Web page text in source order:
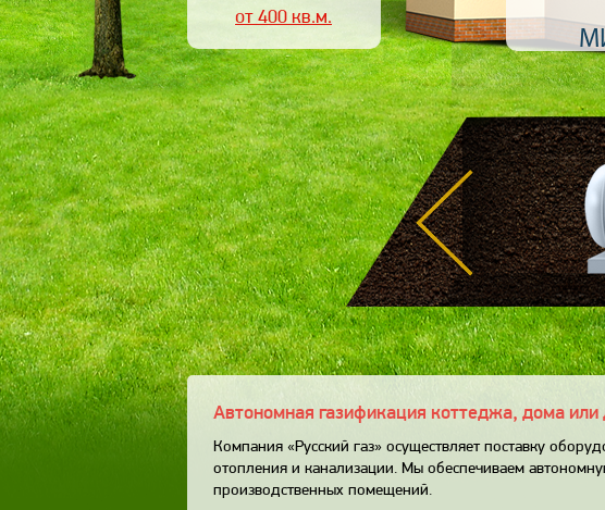
от 400 кв.м.
Автономная газификация коттеджа, дома или
Компания «Русский газ» осуществляет поставку
отопления и канализации. Мы обеспечиваем
производственных помещений.